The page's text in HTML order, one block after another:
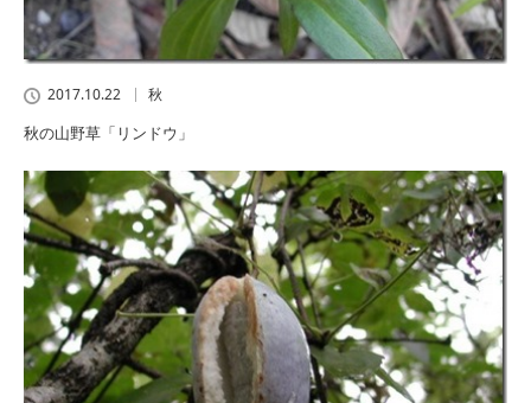
2017.10.22 秋
秋の山野草「リンドウ」